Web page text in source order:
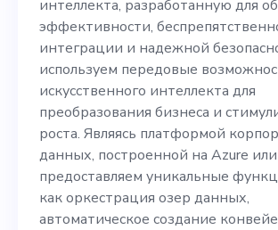
переменам,
нами и узнайте, как
мы можем
трансформировать
и стимулировать
интеллекта, разработанную для
эффективности,
интеграции и надежной
используем передовые
искусственного интеллекта для
преобразования бизнеса и
роста. Являясь платформой
данных, построенной на Azure
предоставляем уникальные
как оркестрация озер данных,
автоматическое создание